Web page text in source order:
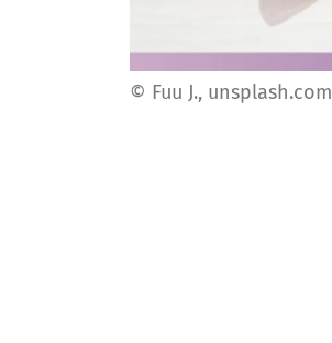
© Fuu J., unsplash.com